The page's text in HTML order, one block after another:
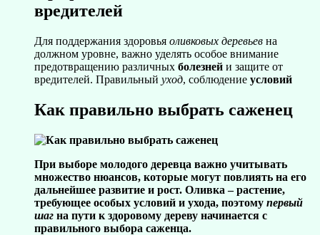
вредителей
Для поддержания здоровья оливковых деревьев на
должном уровне, важно уделять особое внимание
предотвращению различных болезней и защите от
вредителей. Правильный уход, соблюдение условий
Как правильно выбрать саженец
При выборе молодого деревца важно учитывать
множество нюансов, которые могут повлиять на его
дальнейшее развитие и рост. Оливка – растение,
требующее особых условий и ухода, поэтому первый
шаг на пути к здоровому дереву начинается с
правильного выбора саженца.